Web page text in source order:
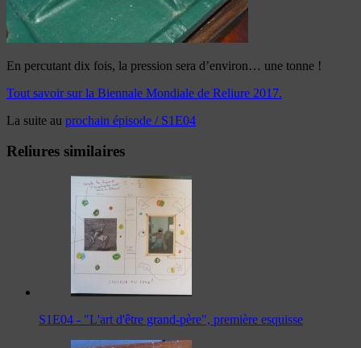
En percutant dix fois, la pression sera d’environ… une tonne !
Tout savoir sur la Biennale Mondiale de Reliure 2017.
La suite au prochain épisode / S1E04
Reliures similaires
S1E04 - "L'art d'être grand-père", première esquisse